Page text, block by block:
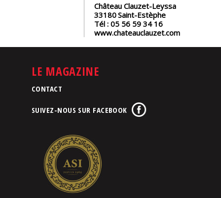
Revue
Château Clauzet-Leyssa
33180Saint-Estèphe
Tél : 05 56 59 34 16
www.chateauclauzet.com
LE MAGAZINE
CONTACT
SUIVEZ-NOUS SUR FACEBOOK